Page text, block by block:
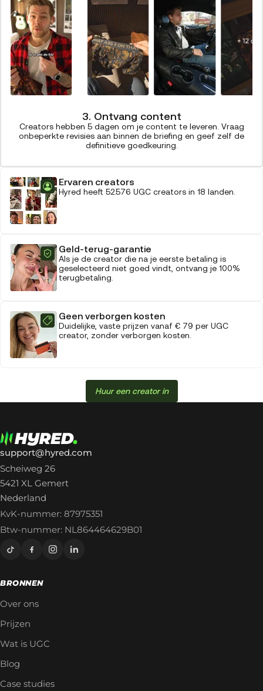
3. Ontvang content
Creators hebben 5 dagen om je content te leveren. Vraag
onbeperkte revisies aan binnen de briefing en geef zelf de
definitieve goedkeuring.
Ervaren creators
Hyred heeft 52.576 UGC creators in 18 landen.
Geld-terug-garantie
Als je de creator die na je eerste betaling is
geselecteerd niet goed vindt, ontvang je 100%
terugbetaling.
Geen verborgen kosten
Duidelijke, vaste prijzen vanaf € 79 per UGC
creator, zonder verborgen kosten.
Huur een creator in
support@hyred.com
Scheiweg 26
5421 XL Gemert
Nederland
KvK-nummer: 87975351
Btw-nummer: NL864464629B01
BRONNEN
Over ons
Prijzen
Wat is UGC
Blog
Case studies